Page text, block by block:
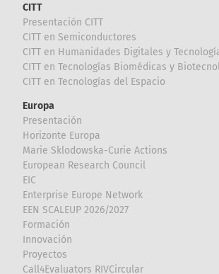
CITT
Presentación CITT
CITT en Semiconductores
CITT en Humanidades Digitales y
CITT en Tecnologías Biomédicas y
CITT en Tecnologías del Espacio
Europa
Presentación
Horizonte Europa
Marie Sklodowska-Curie Actions
European Research Council
EIC
Enterprise Europe Network
EEN SCALEUP 2026/2027
Formación
Innovación
Proyectos
Call4Evaluators RIVCircular